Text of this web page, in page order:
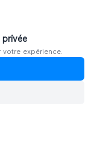
développement
et Maroc
expérience.